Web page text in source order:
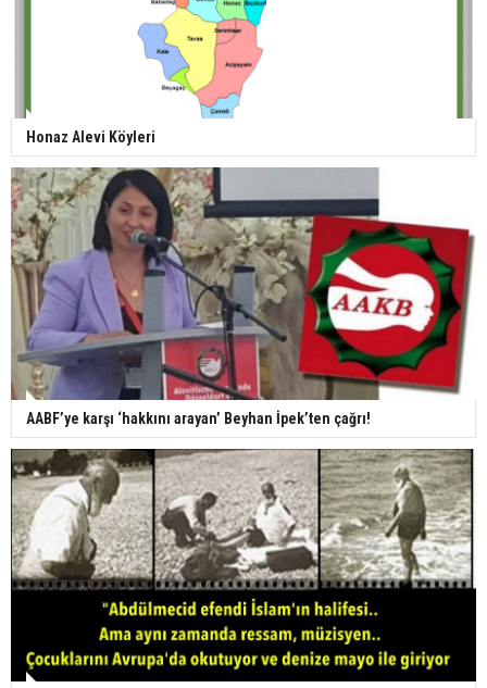
Honaz Alevi Köyleri
AABF’ye karşı ‘hakkını arayan’ Beyhan İpek’ten çağrı!